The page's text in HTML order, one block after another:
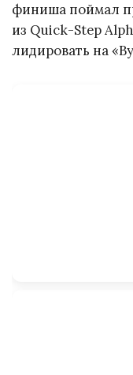
финиша поймал
из Quick-Step
лидировать на